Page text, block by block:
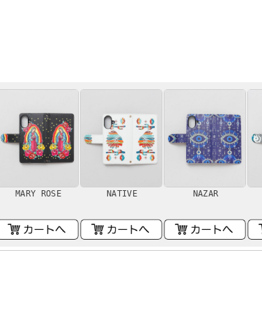
MARY ROSE NATIVE NAZAR